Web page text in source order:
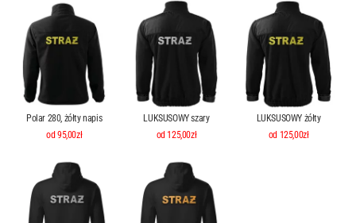
Polar 280, żółty napis
od 95,00zł
LUKSUSOWY szary
od 125,00zł
LUKSUSOWY żółty
od 125,00zł